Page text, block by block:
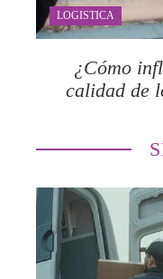
LOGISTICA
¿Cómo
calidad de